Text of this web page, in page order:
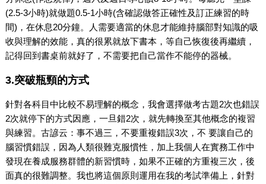
(2.5-3小時)就做題0.5-1小時(含確認做答正確性及訂正練習的時
間)，在休息20分鐘。人需要適當的休息才能維持腦部對知識的吸
收與理解的效能，真的很累就放下書本，等自己恢復後再繼續，
記得回到書桌前就好了，不需要把自己當作不能停的器械。
3.突破瓶頸的方式
針對各科目中比較不易理解的概念，我會選擇做考古題2次也錯誤
2次就停下的方式因應，一旦錯2次，就先轉換至其他概念的複習
與練習。古諺云：事不過三，不要重複錯誤3次，不 要讓自己的
腦習慣錯誤，因為人類很難克服慣性，加上我個人在實務工作中
發現在養成服務群體的新習慣時，如果不正確的方重複三次，後
面真的很難調整。我也將這個原則運用在我的考試準備上，針對